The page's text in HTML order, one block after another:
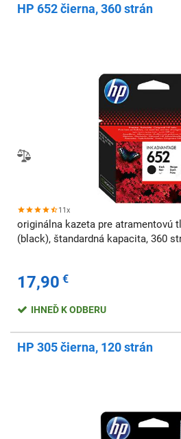
HP 652 čierna, 360 strán
11x
originálna kazeta pre atramentovú
(black), štandardná kapacita, 360
17,90 €
IHNEĎ K ODBERU
HP 305 čierna, 120 strán